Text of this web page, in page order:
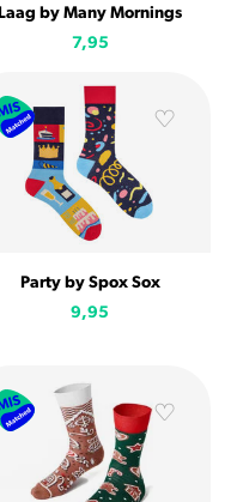
Laag by Many Mornings
7,95
Party by Spox Sox
9,95